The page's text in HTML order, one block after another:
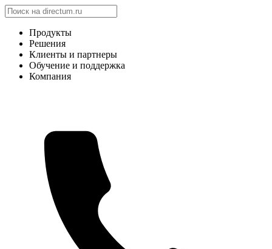
Продукты
Решения
Клиенты и партнеры
Обучение и поддержка
Компания